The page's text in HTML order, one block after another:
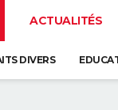
ACTUALITÉS
DIVERS